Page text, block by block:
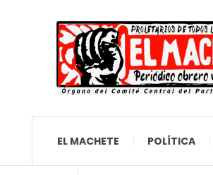
EL MACHETE POLÍTICA